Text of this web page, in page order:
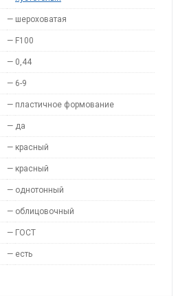
— шероховатая
— F100
— 0,44
— 6-9
— пластичное формование
— да
— красный
— красный
— однотонный
— облицовочный
— ГОСТ
— есть